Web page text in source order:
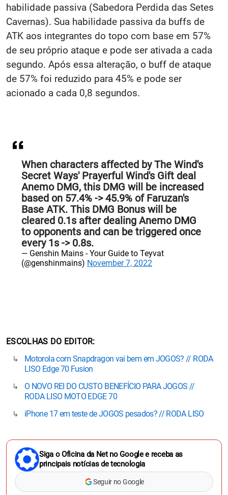
habilidade passiva (Sabedora Perdida das Setes
Cavernas). Sua habilidade passiva da buffs de
ATK aos integrantes do topo com base em 57%
de seu próprio ataque e pode ser ativada a cada
segundo. Após essa alteração, o buff de ataque
de 57% foi reduzido para 45% e pode ser
acionado a cada 0,8 segundos.
When characters affected by The Wind's
Secret Ways' Prayerful Wind's Gift deal
Anemo DMG, this DMG will be increased
based on 57.4% -> 45.9% of Faruzan's
Base ATK. This DMG Bonus will be
cleared 0.1s after dealing Anemo DMG
to opponents and can be triggered once
every 1s -> 0.8s.
— Genshin Mains - Your Guide to Teyvat
(@genshinmains) November 7, 2022
ESCOLHAS DO EDITOR
Motorola com Snapdragon vai bem em JOGOS? // RODA
LISO Edge 70 Fusion
O NOVO REI DO CUSTO BENEFÍCIO PARA JOGOS //
RODA LISO MOTO EDGE 70
iPhone 17 em teste de JOGOS pesados? // RODA LISO
Siga o Oficina da Net no Google e receba as
principais notícias de tecnologia
Seguir no Google